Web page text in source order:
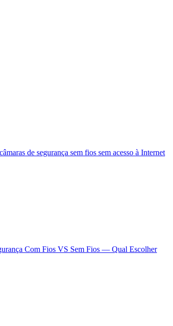
de segurança sem fios sem acesso à Internet
Com Fios VS Sem Fios — Qual Escolher